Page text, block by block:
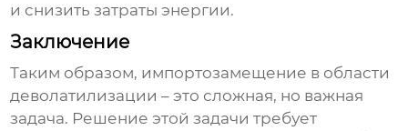
и снизить затраты энергии.
Заключение
Таким образом, импортозамещение в области
деволатилизации – это сложная, но важная
задача. Решение этой задачи требует